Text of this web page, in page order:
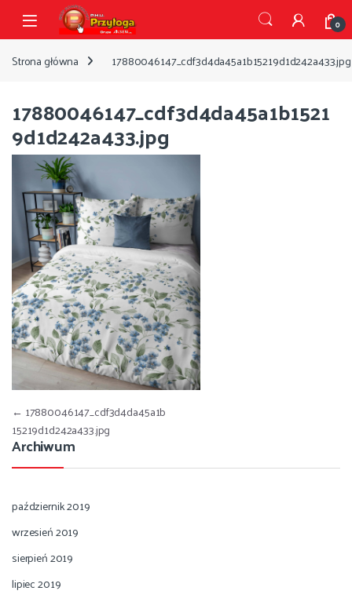
Przejdź do nawigacji
Przejdź do treści
Open 0
Strona główna 17880046147_cdf3d4da45a1b15219d1d242a433.jpg
17880046147_cdf3d4da45a1b1521
9d1d242a433.jpg
Nawigacja wpisu
← 17880046147_cdf3d4da45a1b
15219d1d242a433.jpg
Archiwum
październik 2019
wrzesień 2019
sierpień 2019
lipiec 2019